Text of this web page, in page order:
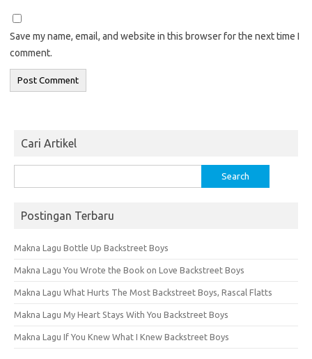
Save my name, email, and website in this browser for the next time I
comment.
Cari Artikel
for:
Postingan Terbaru
Makna Lagu Bottle Up Backstreet Boys
Makna Lagu You Wrote the Book on Love Backstreet Boys
Makna Lagu What Hurts The Most Backstreet Boys, Rascal Flatts
Makna Lagu My Heart Stays With You Backstreet Boys
Makna Lagu If You Knew What I Knew Backstreet Boys